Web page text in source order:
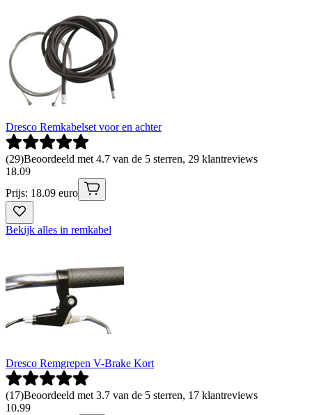
Dresco Remkabelset voor en achter
(29)Beoordeeld met 4.7 van de 5 sterren, 29 klantreviews
18.09
Prijs: 18.09 euro
Bekijk alles in remkabel
Dresco Remgrepen V-Brake Kort
(17)Beoordeeld met 3.7 van de 5 sterren, 17 klantreviews
10.99